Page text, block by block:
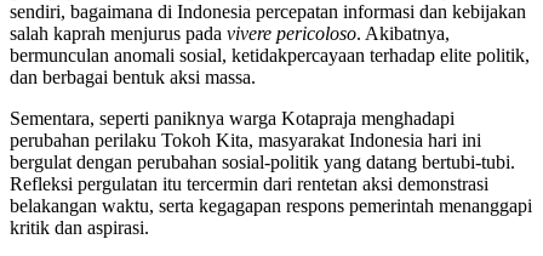
sendiri, bagaimana di Indonesia percepatan informasi dan kebijakan
salah kaprah menjurus pada vivere pericoloso. Akibatnya,
bermunculan anomali sosial, ketidakpercayaan terhadap elite politik,
dan berbagai bentuk aksi massa.
Sementara, seperti paniknya warga Kotapraja menghadapi
perubahan perilaku Tokoh Kita, masyarakat Indonesia hari ini
bergulat dengan perubahan sosial-politik yang datang bertubi-tubi.
Refleksi pergulatan itu tercermin dari rentetan aksi demonstrasi
belakangan waktu, serta kegagapan respons pemerintah menanggapi
kritik dan aspirasi.